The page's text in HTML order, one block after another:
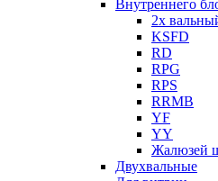
Внутреннего
2х
KSFD
RD
RPG
RPS
RRMB
YF
YY
Жалюзей
Двухвальные